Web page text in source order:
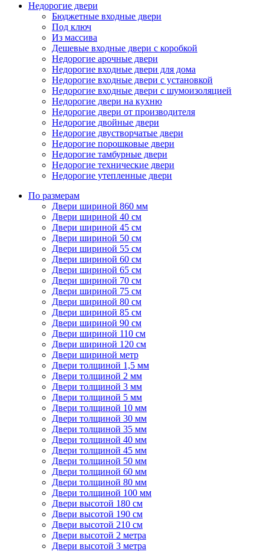
Недорогие двери
Бюджетные входные двери
Под ключ
Из массива
Дешевые входные двери с коробкой
Недорогие арочные двери
Недорогие входные двери для дома
Недорогие входные двери с установкой
Недорогие входные двери с шумоизоляцией
Недорогие двери на кухню
Недорогие двери от производителя
Недорогие двойные двери
Недорогие двустворчатые двери
Недорогие порошковые двери
Недорогие тамбурные двери
Недорогие технические двери
Недорогие утепленные двери
По размерам
Двери шириной 860 мм
Двери шириной 40 см
Двери шириной 45 см
Двери шириной 50 см
Двери шириной 55 см
Двери шириной 60 см
Двери шириной 65 см
Двери шириной 70 см
Двери шириной 75 см
Двери шириной 80 см
Двери шириной 85 см
Двери шириной 90 см
Двери шириной 110 см
Двери шириной 120 см
Двери шириной метр
Двери толщиной 1,5 мм
Двери толщиной 2 мм
Двери толщиной 3 мм
Двери толщиной 5 мм
Двери толщиной 10 мм
Двери толщиной 30 мм
Двери толщиной 35 мм
Двери толщиной 40 мм
Двери толщиной 45 мм
Двери толщиной 50 мм
Двери толщиной 60 мм
Двери толщиной 80 мм
Двери толщиной 100 мм
Двери высотой 180 см
Двери высотой 190 см
Двери высотой 210 см
Двери высотой 2 метра
Двери высотой 3 метра